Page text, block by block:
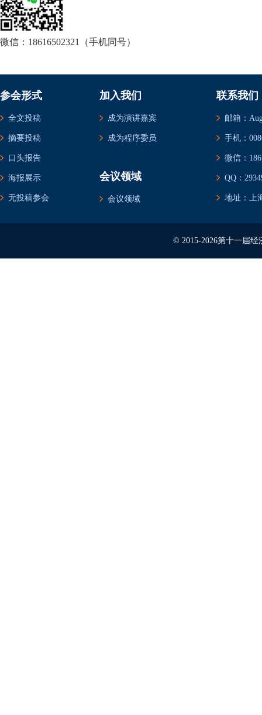
微信：18616502321（手机同号）
参会形式
全文投稿
摘要投稿
口头报告
海报展示
无投稿参会
加入我们
成为演讲嘉宾
成为程序委员
会议领域
会议领域
联系我们
邮箱：
手机：
微信：
QQ：
地址：上
© 2015-2026第十一届